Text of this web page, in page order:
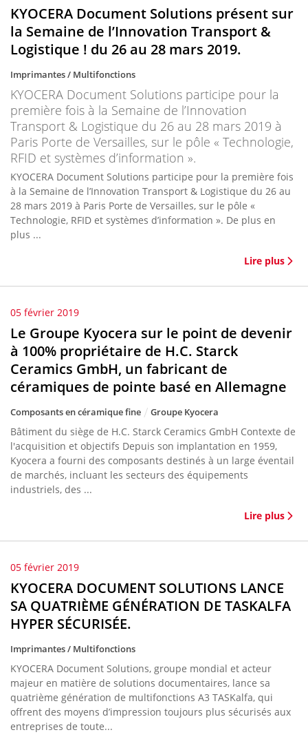
KYOCERA Document Solutions présent sur
la Semaine de l’Innovation Transport &
Logistique ! du 26 au 28 mars 2019.
Imprimantes / Multifonctions
KYOCERA Document Solutions participe pour la
première fois à la Semaine de l’Innovation
Transport & Logistique du 26 au 28 mars 2019 à
Paris Porte de Versailles, sur le pôle « Technologie,
RFID et systèmes d’information ».
KYOCERA Document Solutions participe pour la première fois
à la Semaine de l’Innovation Transport & Logistique du 26 au
28 mars 2019 à Paris Porte de Versailles, sur le pôle «
Technologie, RFID et systèmes d’information ». De plus en
plus ...
Lire plus
05 février 2019
Le Groupe Kyocera sur le point de devenir
à 100% propriétaire de H.C. Starck
Ceramics GmbH, un fabricant de
céramiques de pointe basé en Allemagne
Composants en céramique fine Groupe Kyocera
Bâtiment du siège de H.C. Starck Ceramics GmbH Contexte de
l'acquisition et objectifs Depuis son implantation en 1959,
Kyocera a fourni des composants destinés à un large éventail
de marchés, incluant les secteurs des équipements
industriels, des ...
Lire plus
05 février 2019
KYOCERA DOCUMENT SOLUTIONS LANCE
SA QUATRIÈME GÉNÉRATION DE TASKALFA
HYPER SÉCURISÉE.
Imprimantes / Multifonctions
KYOCERA Document Solutions, groupe mondial et acteur
majeur en matière de solutions documentaires, lance sa
quatrième génération de multifonctions A3 TASKalfa, qui
offrent des moyens d’impression toujours plus sécurisés aux
entreprises de toute...